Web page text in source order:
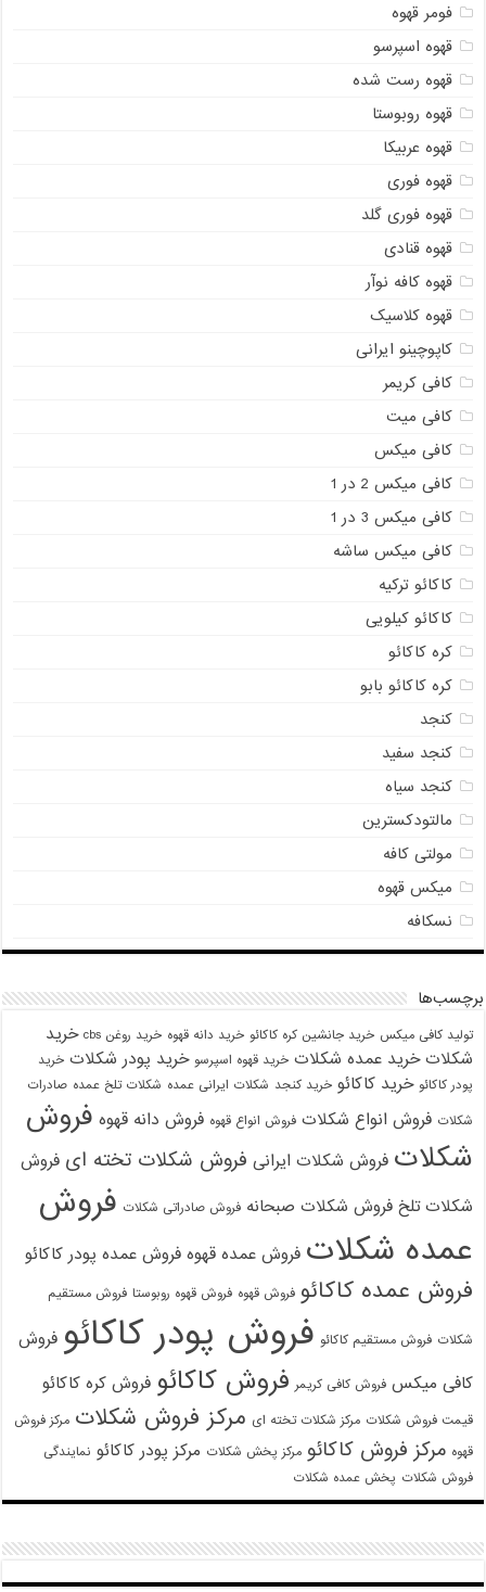
فومر قهوه
قهوه اسپرسو
قهوه رست شده
قهوه روبوستا
قهوه عربیکا
قهوه فوری
قهوه فوری گلد
قهوه قنادی
قهوه کافه نوآر
قهوه کلاسیک
کاپوچینو ایرانی
کافی کریمر
کافی میت
کافی میکس
کافی میکس 2 در 1
کافی میکس 3 در 1
کافی میکس ساشه
کاکائو ترکیه
کاکائو کیلویی
کره کاکائو
کره کاکائو بابو
کنجد
کنجد سفید
کنجد سیاه
مالتودکسترین
مولتی کافه
میکس قهوه
نسکافه
برچسب‌ها
تولید کافی میکس خرید جانشین کره کاکائو خرید دانه قهوه خرید روغن cbs
خرید
شکلات خرید عمده شکلات خرید قهوه اسپرسو خرید پودر شکلات خرید
پودر کاکائو خرید کاکائو خرید کنجد شکلات ایرانی عمده شکلات تلخ عمده صادرات
شکلات فروش انواع شکلات فروش انواع قهوه فروش دانه قهوه فروش
شکلات فروش شکلات ایرانی فروش شکلات تخته ای فروش
شکلات تلخ فروش شکلات صبحانه فروش صادراتی شکلات فروش
عمده شکلات فروش عمده قهوه فروش عمده پودر کاکائو
فروش عمده کاکائو فروش قهوه فروش قهوه روبوستا فروش مستقیم
شکلات فروش مستقیم کاکائو فروش پودر کاکائو فروش
کافی میکس فروش کافی کریمر فروش کاکائو فروش کره کاکائو
قیمت فروش شکلات مرکز شکلات تخته ای مرکز فروش شکلات مرکز فروش
قهوه مرکز فروش کاکائو مرکز پخش شکلات مرکز پودر کاکائو نمایندگی
فروش شکلات پخش عمده شکلات